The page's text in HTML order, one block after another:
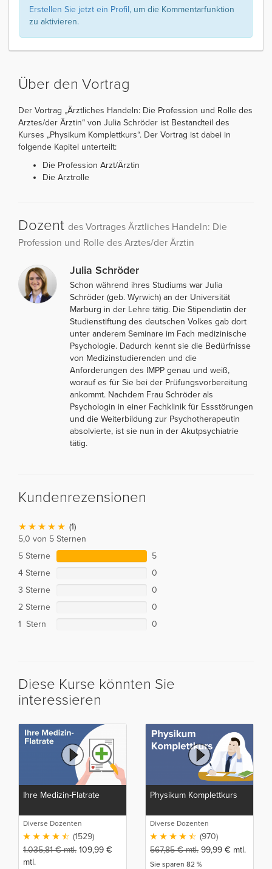
Erstellen Sie jetzt ein Profil, um die Kommentarfunktion
zu aktivieren.
Über den Vortrag
Der Vortrag „Ärztliches Handeln: Die Profession und Rolle des
Arztes/der Ärztin“ von Julia Schröder ist Bestandteil des
Kurses „Physikum Komplettkurs“. Der Vortrag ist dabei in
folgende Kapitel unterteilt:
Die Profession Arzt/Ärztin
Die Arztrolle
Dozent des Vortrages Ärztliches Handeln: Die
Profession und Rolle des Arztes/der Ärztin
Julia Schröder
Schon während ihres Studiums war Julia
Schröder (geb. Wyrwich) an der Universität
Marburg in der Lehre tätig. Die Stipendiatin der
Studienstiftung des deutschen Volkes gab dort
unter anderem Seminare im Fach medizinische
Psychologie. Dadurch kennt sie die Bedürfnisse
von Medizinstudierenden und die
Anforderungen des IMPP genau und weiß,
worauf es für Sie bei der Prüfungsvorbereitung
ankommt. Nachdem Frau Schröder als
Psychologin in einer Fachklinik für Essstörungen
und die Weiterbildung zur Psychotherapeutin
absolvierte, ist sie nun in der Akutpsychiatrie
tätig.
Kundenrezensionen
(1)
5,0 von 5 Sternen
5 Sterne
5
4 Sterne
0
3 Sterne
0
2 Sterne
0
1 Stern
0
Diese Kurse könnten Sie
interessieren
Ihre Medizin-Flatrate
Diverse Dozenten
(1529)
1.035,81€mtl. 109,99 €
mtl.
Physikum Komplettkurs
Diverse Dozenten
(970)
567,85€mtl. 99,99 € mtl.
Sie sparen 82 %